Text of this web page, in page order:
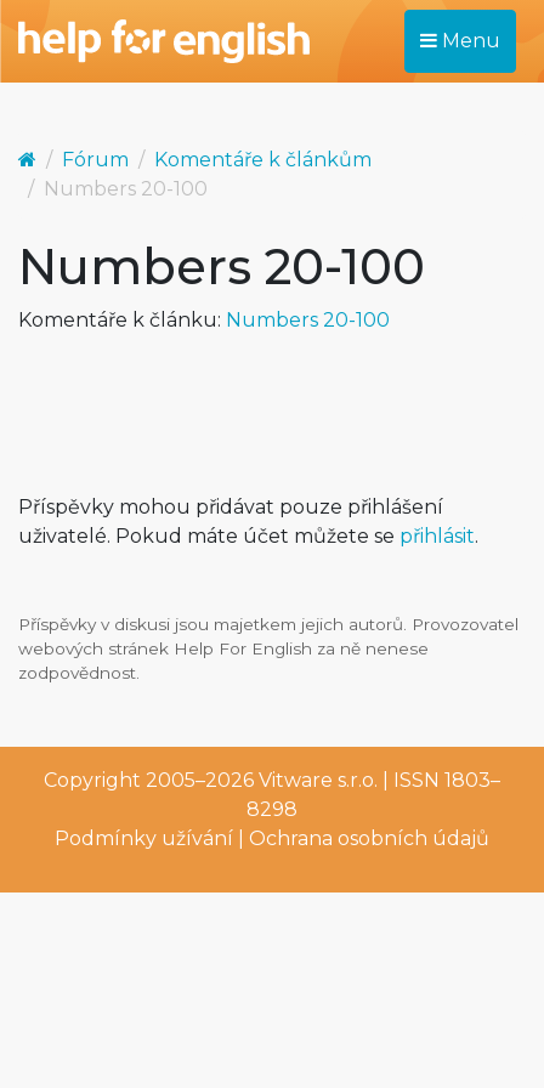
Menu
Fórum
Komentáře k článkům
Numbers 20-100
Numbers 20-100
Komentáře k článku: Numbers 20-100
Příspěvky mohou přidávat pouze přihlášení
uživatelé. Pokud máte účet můžete se přihlásit.
Příspěvky v diskusi jsou majetkem jejich autorů. Provozovatel
webových stránek Help For English za ně nenese
zodpovědnost.
Copyright 2005–2026 Vitware s.r.o. | ISSN 1803–
8298
Podmínky užívání
Ochrana osobních údajů